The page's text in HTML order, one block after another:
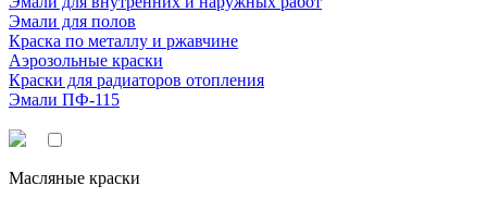
Эмали для полов
Краска по металлу и ржавчине
Аэрозольные краски
Краски для радиаторов отопления
Эмали ПФ-115
Масляные краски